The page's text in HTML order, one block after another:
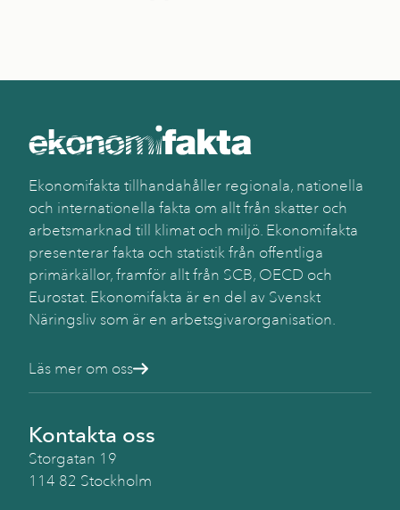
Ekonomifakta tillhandahåller regionala, nationella
och internationella fakta om allt från skatter och
arbetsmarknad till klimat och miljö. Ekonomifakta
presenterar fakta och statistik från offentliga
primärkällor, framför allt från SCB, OECD och
Eurostat. Ekonomifakta är en del av Svenskt
Näringsliv som är en arbetsgivarorganisation.
Läs mer om oss
Kontakta oss
Storgatan 19
114 82 Stockholm